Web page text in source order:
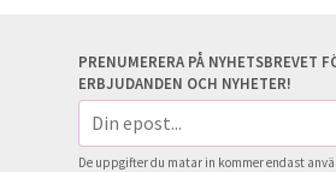
PRENUMERERA PÅ NYHETSBREVET
ERBJUDANDEN OCH NYHETER!
E-
postadress
De uppgifter du matar in kommer endast